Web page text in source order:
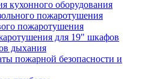
кухонного оборудования
пожаротушения
пожаротушения
для 19" шкафов
дыхания
пожарной безопасности и